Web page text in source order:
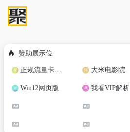
赞助展示位
正规流量卡免费加盟合作 大米电影院
Win12网页版 我看VIP解析